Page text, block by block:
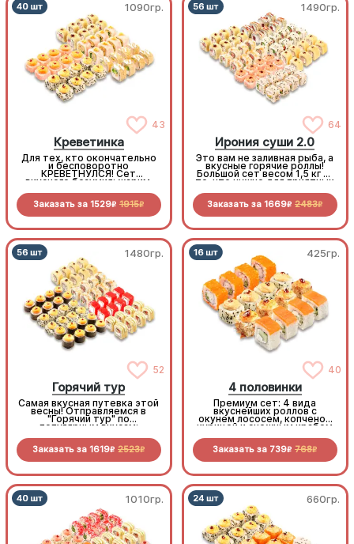
1090гр.
43
Креветинка
Для тех, кто окончательно
и бесповоротно
КРЕВЕТНУЛСЯ! Сет
вкусного безумия: жарим,
морепродукт. Лучшее
средство от креветочной
Заказать за 1529R 1915R
1490гр.
64
Ирония суши 2.0
Это вам не заливная рыба, а
вкусные горячие роллы!
Большой сет весом 1,5 кг —
то, что нужно для приятных
это по очень «вкусной»
цене.
Заказать за 1669R 2483R
1480гр.
52
Горячий тур
Самая вкусная путевка этой
весны! Отправляемся в
"Горячий тур" по
популярным вкусам:
хрустящий бекон, нежная
курочка и снежный краб.
для большой компании
Заказать за 1619R 2523R
425гр.
40
4 половинки
Премиум сет: 4 вида
вкуснейших роллов с
окунем лососем, копченой
курицей и снежным крабом
Заказать за 739R 768R
1010гр. 660гр.